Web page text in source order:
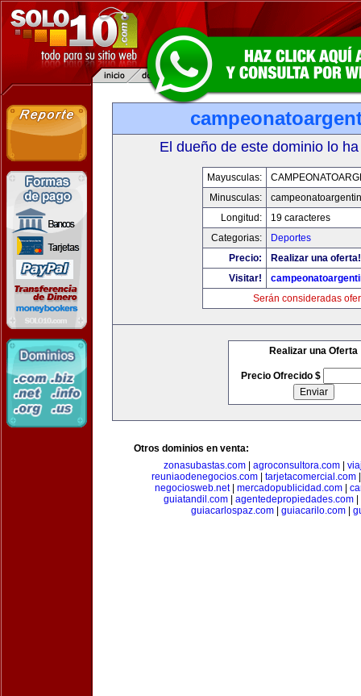
El dueño de este dominio lo
Mayusculas:
Minusculas:
Longitud:
19 caracteres
Categorias:
Deportes
Precio:
Realizar una oferta!
Visitar!
Serán consideradas
Realizar una Oferta
Precio Ofrecido $
Otros dominios en venta:
zonasubastas.com
agroconsultora.com
reuniaodenegocios.com| tarjetacomercial.com
negociosweb.net| mercadopublicidad.com
guiatandil.com| agentedepropiedades.com|
guiacarlospaz.com| guiacarilo.com|